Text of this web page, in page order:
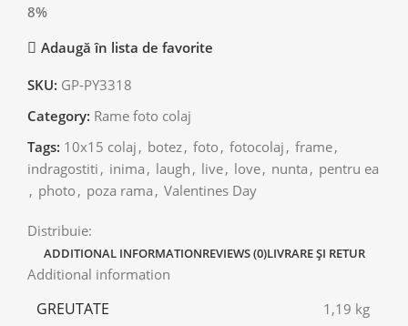
8%
Adaugă în lista de favorite
SKU: GP-PY3318
Category: Rame foto colaj
Tags: 10x15 colaj , botez, foto , fotocolaj , frame,
indragostiti , inima , laugh , live, love, nunta , pentru ea
, photo , poza rama , Valentines Day
Distribuie:
ADDITIONAL INFORMATIONREVIEWS (0)LIVRARE ȘI RETUR
Additional information
GREUTATE 1,19 kg